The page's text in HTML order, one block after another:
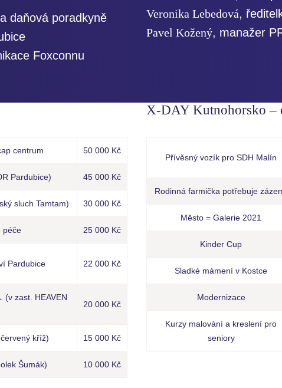
daňová poradkyně
Foxconnu
Veronika Lebedová,
Pavel Kožený, manažer
centrum 50 000 Kč
Pardubice) 45 000 Kč
sluch Tamtam) 30 000 Kč
péče 25 000 Kč
Pardubice 22 000 Kč
(v zast. HEAVEN
20 000 Kč
kříž) 15 000 Kč
Šumák) 10 000 Kč
X-DAY Kutnohorsko –
Přívěsný vozík pro SDH Malín
Rodinná farmička potřebuje
Město = Galerie 2021
Kinder Cup
Sladké mámení v Kostce
Modernizace
Kurzy malování a kreslení pro
seniory